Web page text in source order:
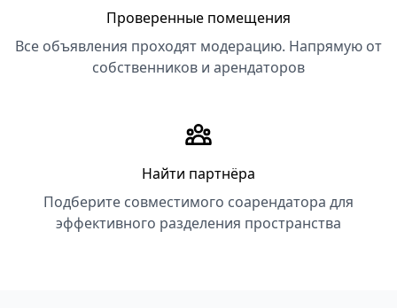
Проверенные помещения
Все объявления проходят модерацию. Напрямую от
собственников и арендаторов
Найти партнёра
Подберите совместимого соарендатора для
эффективного разделения пространства